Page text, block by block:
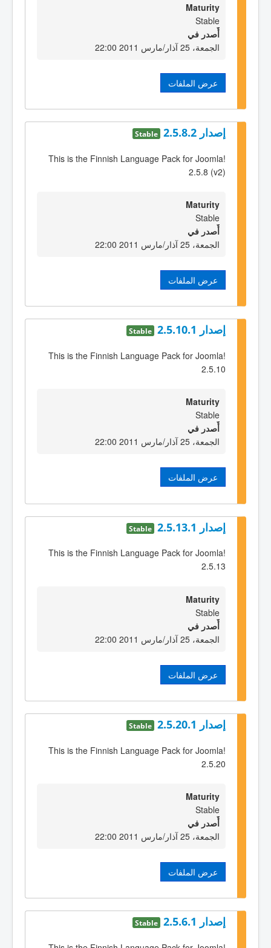
Maturity
Stable
أٌصدر في
الجمعة، 25 آذار/مارس 2011 22:00
عرض الملفات
إصدار 2.5.8.2 Stable
This is the Finnish Language Pack for Joomla!
2.5.8 (v2)
Maturity
Stable
أٌصدر في
الجمعة، 25 آذار/مارس 2011 22:00
عرض الملفات
إصدار 2.5.10.1 Stable
This is the Finnish Language Pack for Joomla!
2.5.10
Maturity
Stable
أٌصدر في
الجمعة، 25 آذار/مارس 2011 22:00
عرض الملفات
إصدار 2.5.13.1 Stable
This is the Finnish Language Pack for Joomla!
2.5.13
Maturity
Stable
أٌصدر في
الجمعة، 25 آذار/مارس 2011 22:00
عرض الملفات
إصدار 2.5.20.1 Stable
This is the Finnish Language Pack for Joomla!
2.5.20
Maturity
Stable
أٌصدر في
الجمعة، 25 آذار/مارس 2011 22:00
عرض الملفات
إصدار 2.5.6.1 Stable